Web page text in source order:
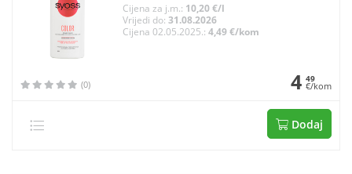
Cijena za j.m.: 10,20 €/l
Vrijedi do: 31.08.2026
Cijena 02.05.2025.: 4,49 €/kom
(0) 4 49
€/kom
Dodaj